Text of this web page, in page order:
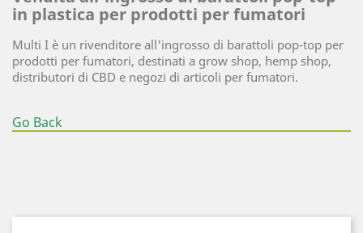
in plastica per prodotti per fumatori
Multi I è un rivenditore all'ingrosso di barattoli pop-top per
prodotti per fumatori, destinati a grow shop, hemp shop,
distributori di CBD e negozi di articoli per fumatori.
Go Back